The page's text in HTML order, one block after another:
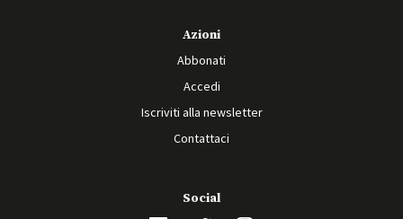
Azioni
Abbonati
Accedi
Iscriviti alla newsletter
Contattaci
Social